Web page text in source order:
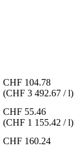
CHF 104.78
(CHF 3 492.67 / l)
CHF 55.46
(CHF 1 155.42 / l)
CHF 160.24